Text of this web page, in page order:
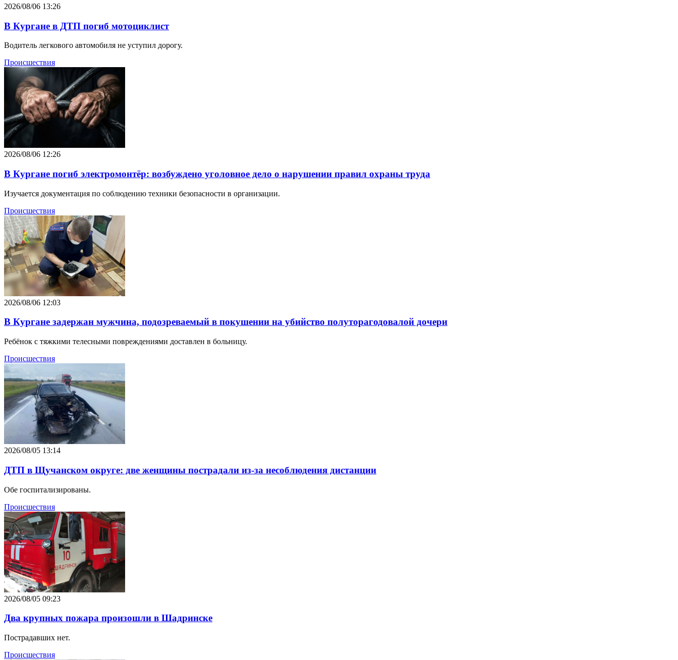
2026/08/06 13:26
В Кургане в ДТП погиб мотоциклист
Водитель легкового автомобиля не уступил дорогу.
Происшествия
2026/08/06 12:26
В Кургане погиб электромонтёр: возбуждено уголовное дело о нарушении правил охраны труда
Изучается документация по соблюдению техники безопасности в организации.
Происшествия
2026/08/06 12:03
В Кургане задержан мужчина, подозреваемый в покушении на убийство полуторагодовалой дочери
Ребёнок с тяжкими телесными повреждениями доставлен в больницу.
Происшествия
2026/08/05 13:14
ДТП в Щучанском округе: две женщины пострадали из-за несоблюдения дистанции
Обе госпитализированы.
Происшествия
2026/08/05 09:23
Два крупных пожара произошли в Шадринске
Пострадавших нет.
Происшествия